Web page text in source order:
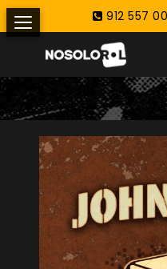
912 557